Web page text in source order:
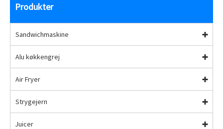
Produkter
Sandwichmaskine
Alu køkkengrej
Air Fryer
Strygejern
Juicer